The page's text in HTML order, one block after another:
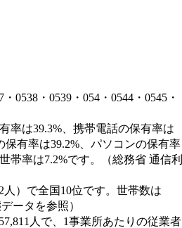
0538・0539・054・0544・0545・
率は39.3%、携帯電話の保有率は
有率は39.2%、パソコンの保有率
帯率は7.2%です。（総務省 通信利
人）で全国10位です。世帯数は
ータを参照）
人で、1事業所あたりの従業者